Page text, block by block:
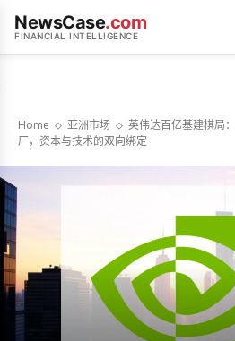
NewsCase.com
FINANCIAL INTELLIGENCE
Home 亚洲市场
英伟达百亿基建棋局
厂，资本与技术的双向绑定